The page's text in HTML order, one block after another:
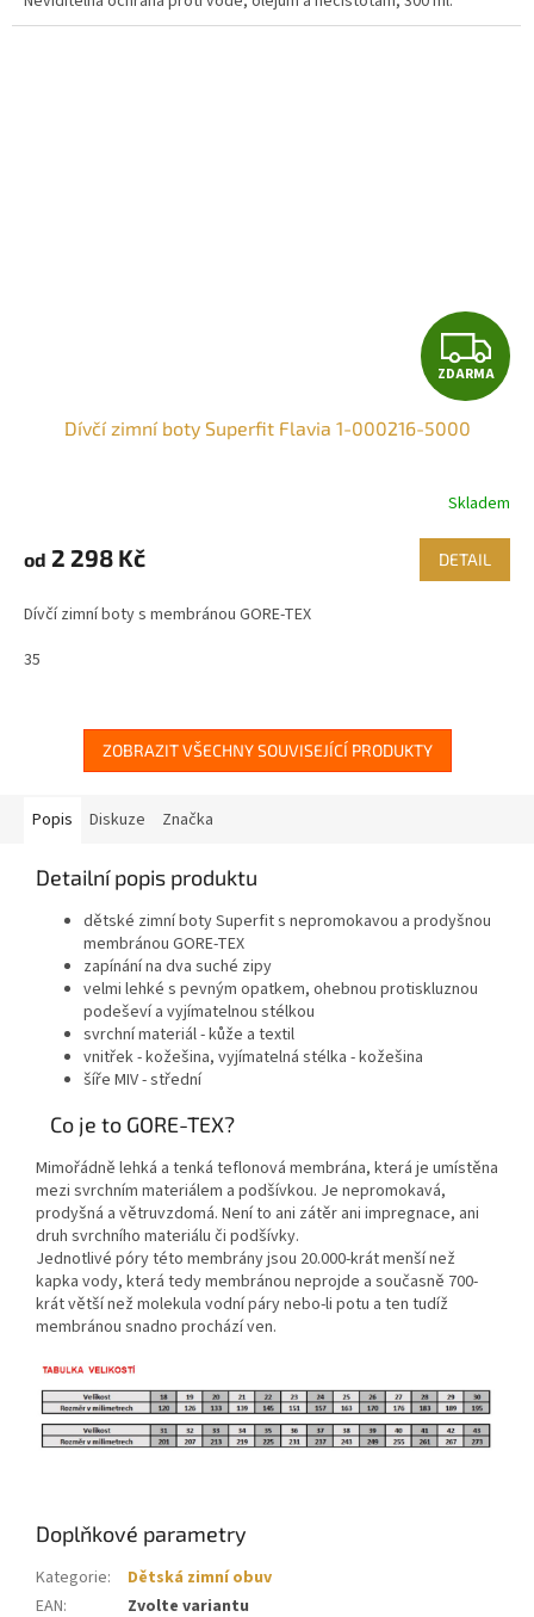
Z
D
R
M
A
ZDARMA
Dívčí zimní boty Superfit Flavia 1-000216-5000
Skladem
od 2 298 Kč DETAIL
Dívčí zimní boty s membránou GORE-TEX
35
ZOBRAZIT VŠECHNY SOUVISEJÍCÍ PRODUKTY
Popis Diskuze Značka
Detailní popis produktu
dětské zimní boty Superfit s nepromokavou a prodyšnou
membránou GORE-TEX
zapínání na dva suché zipy
velmi lehké s pevným opatkem, ohebnou protiskluznou
podeševí a vyjímatelnou stélkou
svrchní materiál - kůže a textil
vnitřek - kožešina, vyjímatelná stélka - kožešina
šíře MIV - střední
Co je to GORE-TEX?
Mimořádně lehká a tenká teflonová membrána, která je umístěna
mezi svrchním materiálem a podšívkou. Je nepromokavá,
prodyšná a větruvzdomá. Není to ani zátěr ani impregnace, ani
druh svrchního materiálu či podšívky.
Jednotlivé póry této membrány jsou 20.000-krát menší než
kapka vody, která tedy membránou neprojde a současně 700-
krát větší než molekula vodní páry nebo-li potu a ten tudíž
membránou snadno prochází ven.
Doplňkové parametry
Kategorie:
Dětská zimní obuv
EAN:
Zvolte variantu